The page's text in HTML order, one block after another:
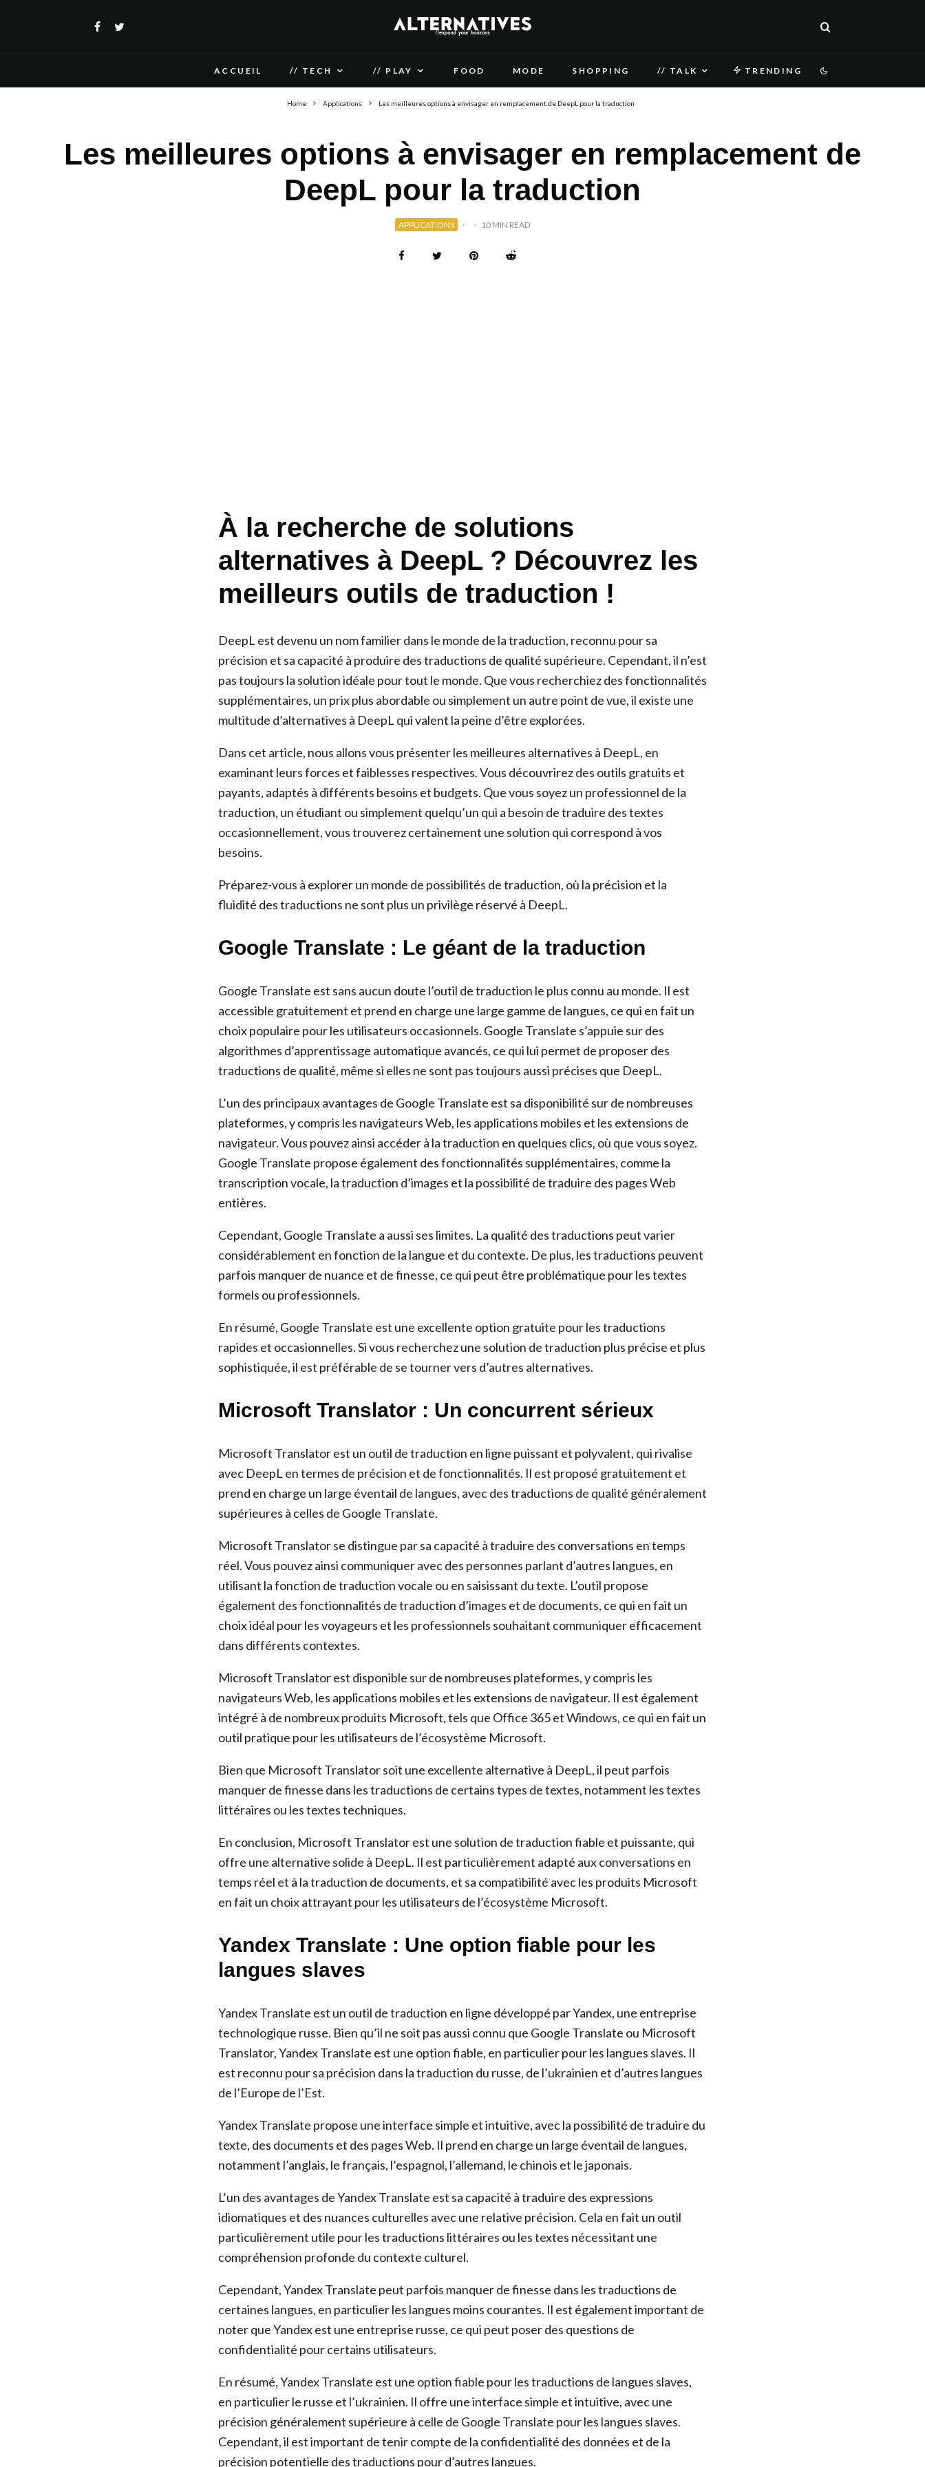
ACCUEIL // TECH // PLAY FOOD MODE SHOPPING // TALK TRENDING
Home Applications Les meilleures options à envisager en remplacement de DeepL pour la traduction
Les meilleures options à envisager en remplacement de
DeepL pour la traduction
APPLICATIONS · · 10 MIN READ
À la recherche de solutions
alternatives à DeepL ? Découvrez les
meilleurs outils de traduction !
DeepL est devenu un nom familier dans le monde de la traduction, reconnu pour sa
précision et sa capacité à produire des traductions de qualité supérieure. Cependant, il n’est
pas toujours la solution idéale pour tout le monde. Que vous recherchiez des fonctionnalités
supplémentaires, un prix plus abordable ou simplement un autre point de vue, il existe une
multitude d’alternatives à DeepL qui valent la peine d’être explorées.
Dans cet article, nous allons vous présenter les meilleures alternatives à DeepL, en
examinant leurs forces et faiblesses respectives. Vous découvrirez des outils gratuits et
payants, adaptés à différents besoins et budgets. Que vous soyez un professionnel de la
traduction, un étudiant ou simplement quelqu’un qui a besoin de traduire des textes
occasionnellement, vous trouverez certainement une solution qui correspond à vos
besoins.
Préparez-vous à explorer un monde de possibilités de traduction, où la précision et la
fluidité des traductions ne sont plus un privilège réservé à DeepL.
Google Translate : Le géant de la traduction
Google Translate est sans aucun doute l’outil de traduction le plus connu au monde. Il est
accessible gratuitement et prend en charge une large gamme de langues, ce qui en fait un
choix populaire pour les utilisateurs occasionnels. Google Translate s’appuie sur des
algorithmes d’apprentissage automatique avancés, ce qui lui permet de proposer des
traductions de qualité, même si elles ne sont pas toujours aussi précises que DeepL.
L’un des principaux avantages de Google Translate est sa disponibilité sur de nombreuses
plateformes, y compris les navigateurs Web, les applications mobiles et les extensions de
navigateur. Vous pouvez ainsi accéder à la traduction en quelques clics, où que vous soyez.
Google Translate propose également des fonctionnalités supplémentaires, comme la
transcription vocale, la traduction d’images et la possibilité de traduire des pages Web
entières.
Cependant, Google Translate a aussi ses limites. La qualité des traductions peut varier
considérablement en fonction de la langue et du contexte. De plus, les traductions peuvent
parfois manquer de nuance et de finesse, ce qui peut être problématique pour les textes
formels ou professionnels.
En résumé, Google Translate est une excellente option gratuite pour les traductions
rapides et occasionnelles. Si vous recherchez une solution de traduction plus précise et plus
sophistiquée, il est préférable de se tourner vers d’autres alternatives.
Microsoft Translator : Un concurrent sérieux
Microsoft Translator est un outil de traduction en ligne puissant et polyvalent, qui rivalise
avec DeepL en termes de précision et de fonctionnalités. Il est proposé gratuitement et
prend en charge un large éventail de langues, avec des traductions de qualité généralement
supérieures à celles de Google Translate.
Microsoft Translator se distingue par sa capacité à traduire des conversations en temps
réel. Vous pouvez ainsi communiquer avec des personnes parlant d’autres langues, en
utilisant la fonction de traduction vocale ou en saisissant du texte. L’outil propose
également des fonctionnalités de traduction d’images et de documents, ce qui en fait un
choix idéal pour les voyageurs et les professionnels souhaitant communiquer efficacement
dans différents contextes.
Microsoft Translator est disponible sur de nombreuses plateformes, y compris les
navigateurs Web, les applications mobiles et les extensions de navigateur. Il est également
intégré à de nombreux produits Microsoft, tels que Office 365 et Windows, ce qui en fait un
outil pratique pour les utilisateurs de l’écosystème Microsoft.
Bien que Microsoft Translator soit une excellente alternative à DeepL, il peut parfois
manquer de finesse dans les traductions de certains types de textes, notamment les textes
littéraires ou les textes techniques.
En conclusion, Microsoft Translator est une solution de traduction fiable et puissante, qui
offre une alternative solide à DeepL. Il est particulièrement adapté aux conversations en
temps réel et à la traduction de documents, et sa compatibilité avec les produits Microsoft
en fait un choix attrayant pour les utilisateurs de l’écosystème Microsoft.
Yandex Translate : Une option fiable pour les
langues slaves
Yandex Translate est un outil de traduction en ligne développé par Yandex, une entreprise
technologique russe. Bien qu’il ne soit pas aussi connu que Google Translate ou Microsoft
Translator, Yandex Translate est une option fiable, en particulier pour les langues slaves. Il
est reconnu pour sa précision dans la traduction du russe, de l’ukrainien et d’autres langues
de l’Europe de l’Est.
Yandex Translate propose une interface simple et intuitive, avec la possibilité de traduire du
texte, des documents et des pages Web. Il prend en charge un large éventail de langues,
notamment l’anglais, le français, l’espagnol, l’allemand, le chinois et le japonais.
L’un des avantages de Yandex Translate est sa capacité à traduire des expressions
idiomatiques et des nuances culturelles avec une relative précision. Cela en fait un outil
particulièrement utile pour les traductions littéraires ou les textes nécessitant une
compréhension profonde du contexte culturel.
Cependant, Yandex Translate peut parfois manquer de finesse dans les traductions de
certaines langues, en particulier les langues moins courantes. Il est également important de
noter que Yandex est une entreprise russe, ce qui peut poser des questions de
confidentialité pour certains utilisateurs.
En résumé, Yandex Translate est une option fiable pour les traductions de langues slaves,
en particulier le russe et l’ukrainien. Il offre une interface simple et intuitive, avec une
précision généralement supérieure à celle de Google Translate pour les langues slaves.
Cependant, il est important de tenir compte de la confidentialité des données et de la
précision potentielle des traductions pour d’autres langues.